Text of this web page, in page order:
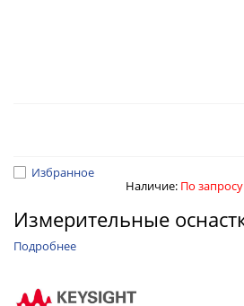
Избранное
Наличие: По запросу
Измерительные
Подробнее